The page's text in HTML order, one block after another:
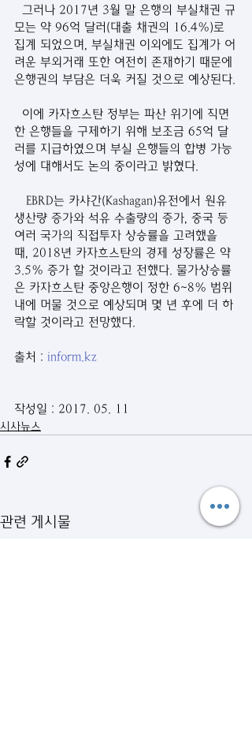
그러나 2017년 3월 말 은행의 부실채권 규
모는 약 96억 달러(대출 채권의 16.4%)로
집계 되었으며, 부실채권 이외에도 집계가 어
려운 부외거래 또한 여전히 존재하기 때문에
은행권의 부담은 더욱 커질 것으로 예상된다.
이에 카자흐스탄 정부는 파산 위기에 직면
한 은행들을 구제하기 위해 보조금 65억 달
러를 지급하였으며 부실 은행들의 합병 가능
성에 대해서도 논의 중이라고 밝혔다.
생산량 증가와 석유 수출량의 증가, 중국 등
여러 국가의 직접투자 상승률을 고려했을
때, 2018년 카자흐스탄의 경제 성장률은 약
3.5% 증가 할 것이라고 전했다. 물가상승률
은 카자흐스탄 중앙은행이 정한 6~8% 범위
내에 머물 것으로 예상되며 몇 년 후에 더 하
락할 것이라고 전망했다.
출처 : inform.kz
작성일 : 2017. 05. 11
시사뉴스
관련 게시물